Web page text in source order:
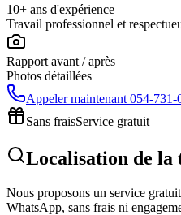
10+ ans d'expérience
Travail professionnel et
Rapport avant / après
Photos détaillées
Appeler maintenant 054-731-
Sans fraisService gratuit
Localisation de la
Nous proposons un service
WhatsApp, sans frais ni